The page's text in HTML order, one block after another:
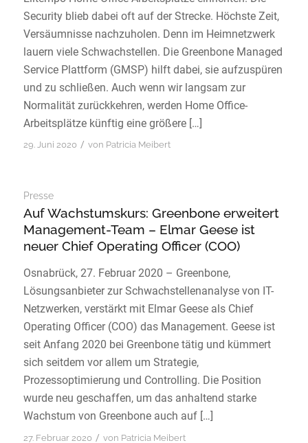
Security blieb dabei oft auf der Strecke. Höchste Zeit,
Versäumnisse nachzuholen. Denn im Heimnetzwerk
lauern viele Schwachstellen. Die Greenbone Managed
Service Plattform (GMSP) hilft dabei, sie aufzuspüren
und zu schließen. Auch wenn wir langsam zur
Normalität zurückkehren, werden Home Office-
Arbeitsplätze künftig eine größere […]
29. Juni 2020 / von Patricia Meibert
Presse
Auf Wachstumskurs: Greenbone erweitert
Management-Team – Elmar Geese ist
neuer Chief Operating Officer (COO)
Osnabrück, 27. Februar 2020 – Greenbone,
Lösungsanbieter zur Schwachstellenanalyse von IT-
Netzwerken, verstärkt mit Elmar Geese als Chief
Operating Officer (COO) das Management. Geese ist
seit Anfang 2020 bei Greenbone tätig und kümmert
sich seitdem vor allem um Strategie,
Prozessoptimierung und Controlling. Die Position
wurde neu geschaffen, um das anhaltend starke
Wachstum von Greenbone auch auf […]
27. Februar 2020 / von Patricia Meibert